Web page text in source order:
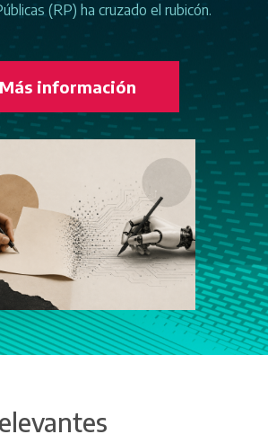
(RP) ha cruzado el rubicón.
Más información